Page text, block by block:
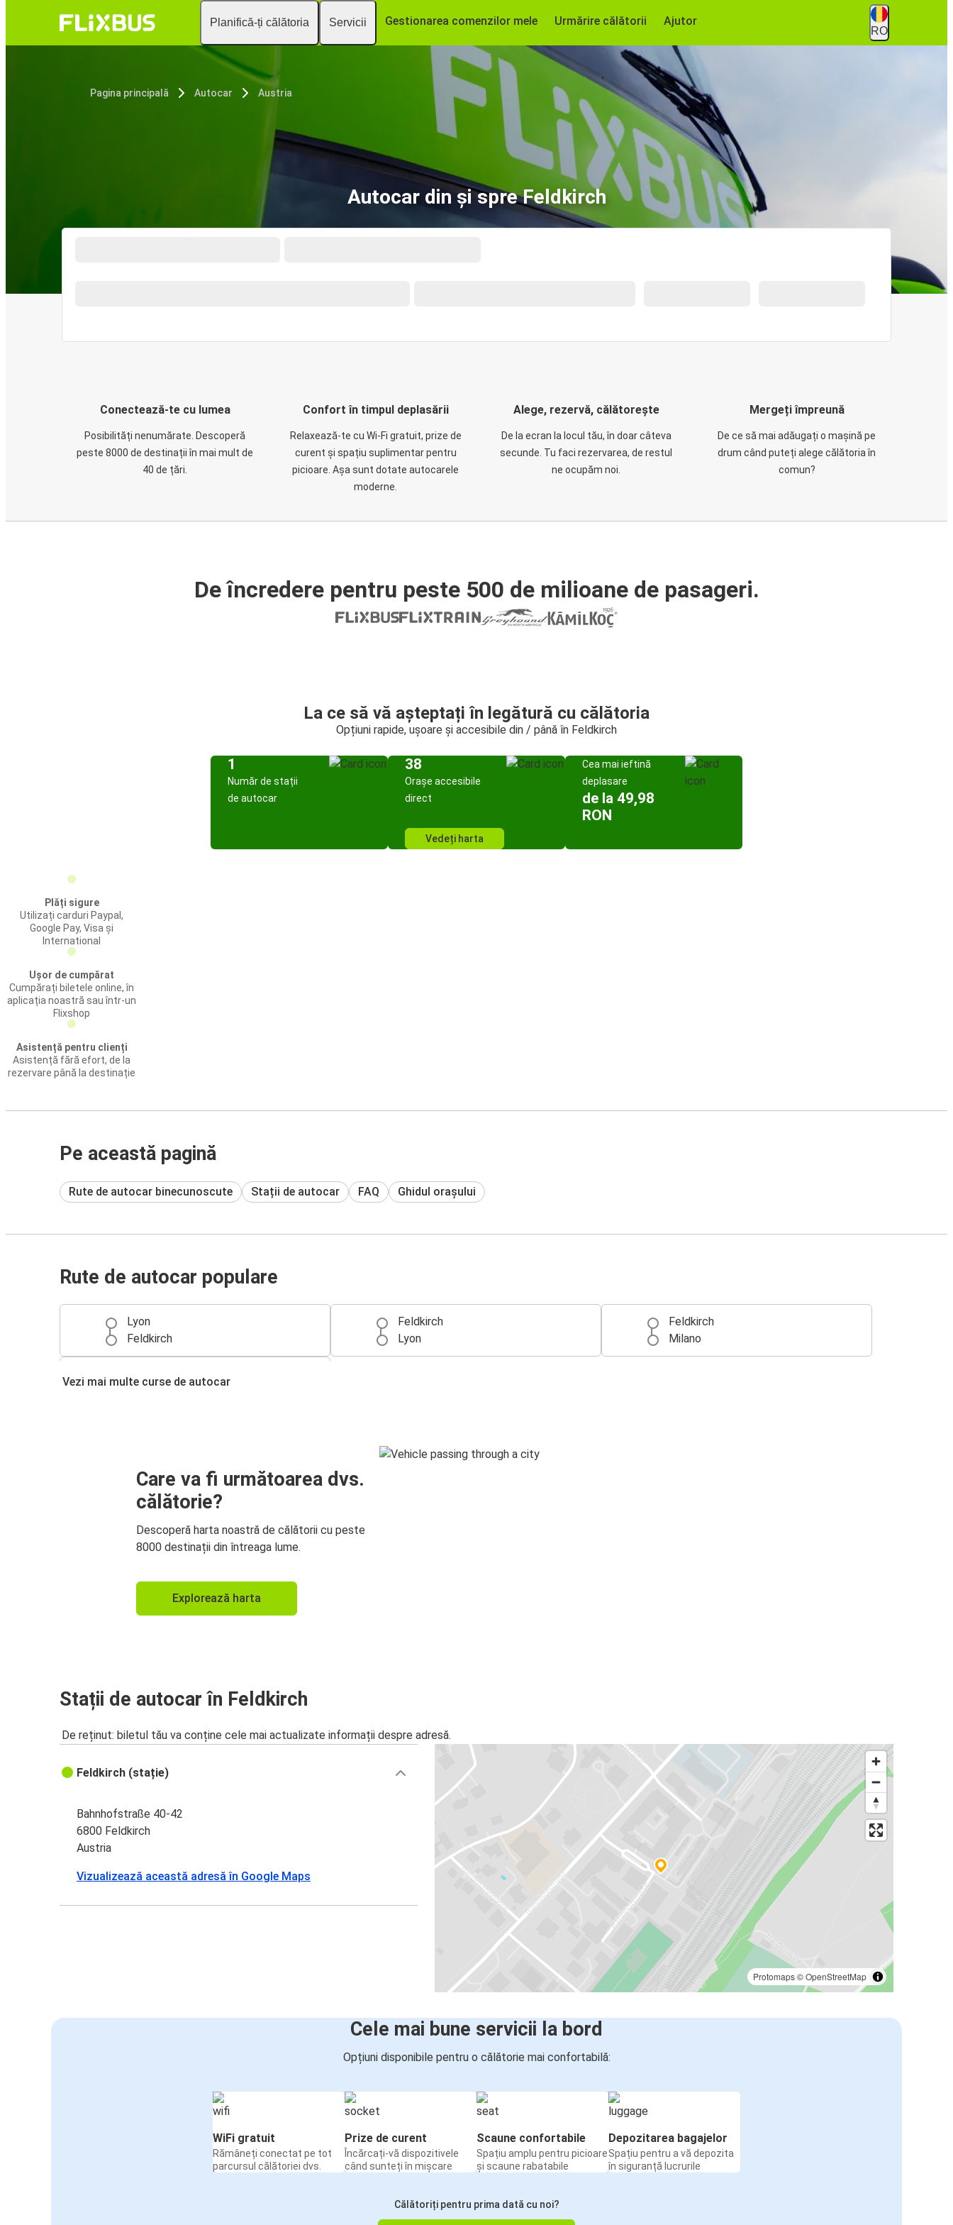
Planifică-ți călătoria Servicii Gestionarea comenzilor mele Urmărire călătorii Ajutor
RO
Pagina principală Autocar Austria
Autocar din și spre Feldkirch
Conectează-te cu lumea
Posibilități nenumărate. Descoperă
peste 8000 de destinații în mai mult de
40 de țări.
Confort în timpul deplasării
Relaxează-te cu Wi-Fi gratuit, prize de
curent și spațiu suplimentar pentru
picioare. Așa sunt dotate autocarele
moderne.
Alege, rezervă, călătorește
De la ecran la locul tău, în doar câteva
secunde. Tu faci rezervarea, de restul
ne ocupăm noi.
Mergeți împreună
De ce să mai adăugați o mașină pe
drum când puteți alege călătoria în
comun?
De încredere pentru peste 500 de milioane de pasageri.
La ce să vă așteptați în legătură cu călătoria
Opțiuni rapide, ușoare și accesibile din / până în Feldkirch
1
Număr de stații
de autocar
38
Orașe accesibile
direct
Vedeți harta
Cea mai ieftină
deplasare
de la 49,98
RON
Plăți sigure
Utilizați carduri Paypal,
Google Pay, Visa și
International
Ușor de cumpărat
Cumpărați biletele online, în
aplicația noastră sau într-un
Flixshop
Asistență pentru clienți
Asistență fără efort, de la
rezervare până la destinație
Pe această pagină
Rute de autocar binecunoscute Stații de autocar FAQ Ghidul orașului
Rute de autocar populare
Lyon
Feldkirch
Feldkirch
Lyon
Feldkirch
Milano
Milano
Vezi mai multe curse de autocar
Care va fi următoarea dvs.
călătorie?
Descoperă harta noastră de călătorii cu peste
8000 destinații din întreaga lume.
Explorează harta
Stații de autocar în Feldkirch
De reținut: biletul tău va conține cele mai actualizate informații despre adresă.
Protomaps©OpenStreetMap
Feldkirch (stație)
Bahnhofstraße 40-42
6800 Feldkirch
Austria
Vizualizează această adresă în Google Maps
Cele mai bune servicii la bord
Opțiuni disponibile pentru o călătorie mai confortabilă:
WiFi gratuit
Rămâneți conectat pe tot
parcursul călătoriei dvs.
Prize de curent
Încărcați-vă dispozitivele
când sunteți în mișcare
Scaune confortabile
Spațiu amplu pentru picioare
și scaune rabatabile
Depozitarea bagajelor
Spațiu pentru a vă depozita
în siguranță lucrurile
Călătoriți pentru prima dată cu noi?